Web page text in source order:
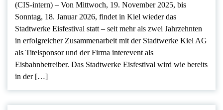
(CIS-intern) – Von Mittwoch, 19. November 2025, bis
Sonntag, 18. Januar 2026, findet in Kiel wieder das
Stadtwerke Eisfestival statt – seit mehr als zwei Jahrzehnten
in erfolgreicher Zusammenarbeit mit der Stadtwerke Kiel AG
als Titelsponsor und der Firma interevent als
Eisbahnbetreiber. Das Stadtwerke Eisfestival wird wie bereits
in der […]